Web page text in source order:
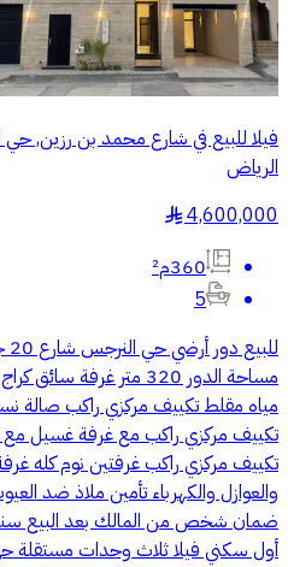
فيلا للبيع في شارع محمد بن رزين,
الرياض
4,600,000
§
360م²
5
‏مساحة الدور 320 متر
مياه ‏مقلط ‏تكييف مركزي راكب ‏صالة
‏تكييف مركزي راكب ‏مع غرفة غسيل مع
‏تكييف مركزي راكب ‏غرفتين نوم كله
والعوازل والكهرباء ‏تأمين ملاذ ضد
أول سكني ‏فيلا ثلاث وحدات مستقلة